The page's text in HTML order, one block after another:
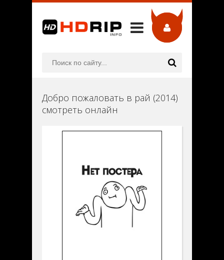
Добро пожаловать в рай (2014)
смотреть онлайн